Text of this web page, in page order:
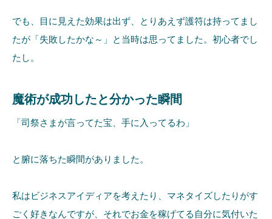
でも、目に見えた効果は出ず、とりあえず護符は持ってまし
たが「失敗したかな～」と当時は思ってました。初心者でし
たし。
魔術が成功したと分かった瞬間
「司祭さまが言ってた宝、手に入ってるわ」
と腑に落ちた瞬間がありました。
私はビジネスアイディアを考えたり、マネタイズしたりがす
ごく好きなんですが、それでお金を稼げてる自分に気付いた